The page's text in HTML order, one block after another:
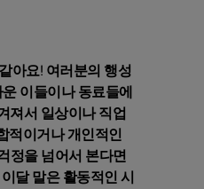
아요! 여러분의 행성
이들이나 동료들에
져서 일상이나 직업
적이거나 개인적인
정을 넘어서 본다면
달 말은 활동적인 시